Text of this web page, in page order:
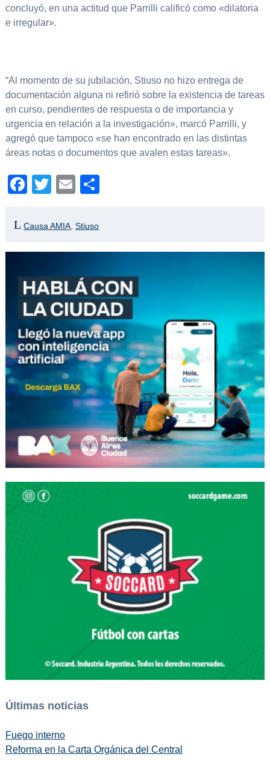
concluyó, en una actitud que Parrilli calificó como «dilatoria
e irregular».
“Al momento de su jubilación, Stiuso no hizo entrega de
documentación alguna ni refirió sobre la existencia de tareas
en curso, pendientes de respuesta o de importancia y
urgencia en relación a la investigación», marcó Parrilli, y
agregó que tampoco «se han encontrado en las distintas
áreas notas o documentos que avalen estas tareas».
Facebook
TwitterEmail
Causa AMIA ,Stiuso
Últimas noticias
Fuego interno
Reforma en la Carta Orgánica del Central